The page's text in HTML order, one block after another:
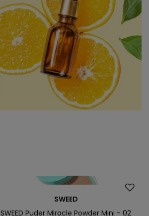
SWEED
SWEED Puder Miracle Powder Mini - 02